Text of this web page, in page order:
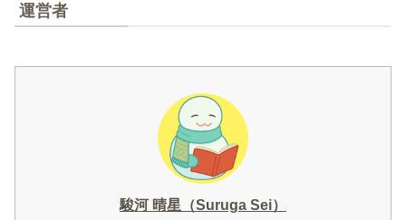
運営者
駿河 晴星（Suruga Sei）